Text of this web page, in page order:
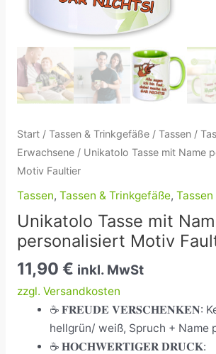
Start/ Tassen & Trinkgefäße/ Tassen/
Erwachsene/ Unikatolo Tasse mit Name
Motiv Faultier
Tassen, Tassen & Trinkgefäße,
Unikatolo Tasse mit
personalisiert Motiv
11,90 € inkl. MwSt
zzgl. Versandkosten
☕ 𝐅𝐑𝐄𝐔𝐃𝐄 𝐕𝐄𝐑𝐒𝐂𝐇𝐄𝐍𝐊𝐄𝐍:
hellgrün/ weiß, Spruch + Name
☕ 𝐇𝐎𝐂𝐇𝐖𝐄𝐑𝐓𝐈𝐆𝐄𝐑 𝐃𝐑𝐔𝐂𝐊: